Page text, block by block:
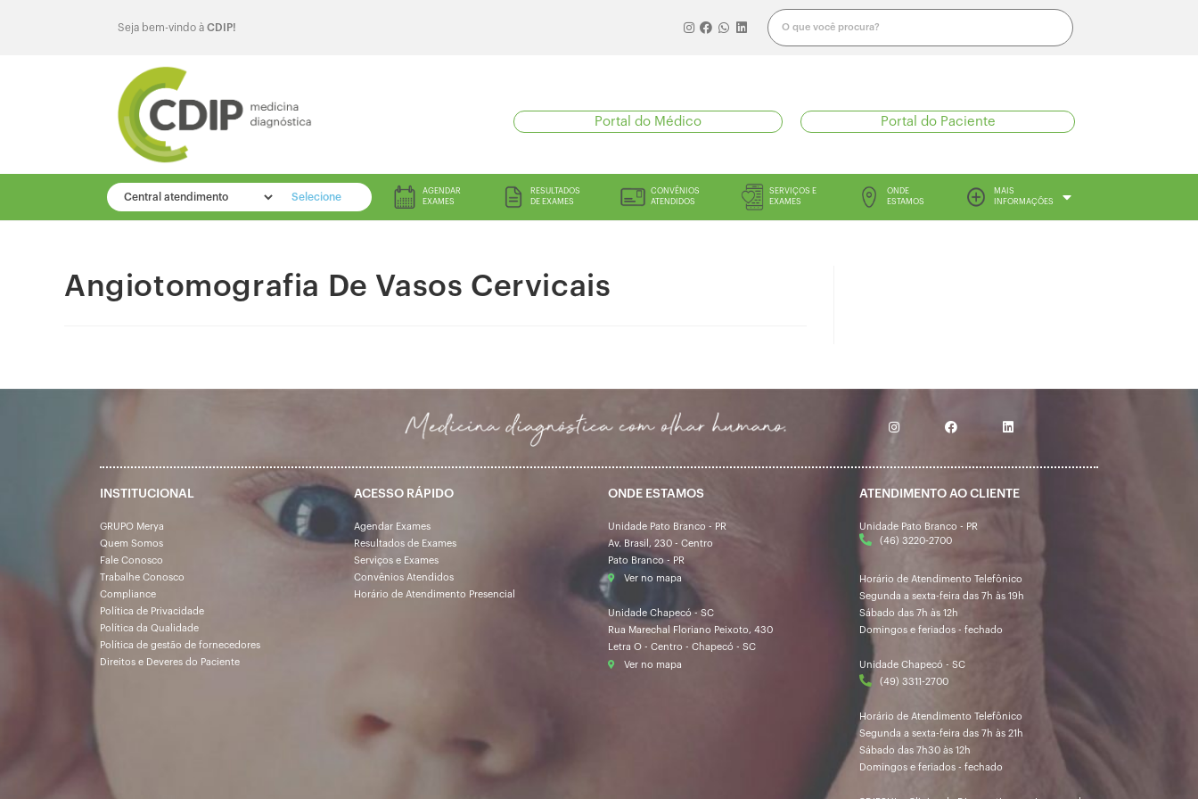
Seja bem-vindo à CDIP!
Portal do Médico Portal do Paciente
Selecione
AGENDAR
EXAMES
RESULTADOS
DE EXAMES
CONVÊNIOS
ATENDIDOS
SERVIÇOS E
EXAMES
ONDE
ESTAMOS
MAIS
INFORMAÇÕES
Angiotomografia De Vasos Cervicais
INSTITUCIONAL
GRUPO Merya
Quem Somos
Fale Conosco
Trabalhe Conosco
Compliance
Política de Privacidade
Política da Qualidade
Política de gestão de fornecedores
Direitos e Deveres do Paciente
ACESSO RÁPIDO
Agendar Exames
Resultados de Exames
Serviços e Exames
Convênios Atendidos
Horário de Atendimento Presencial
ONDE ESTAMOS
Unidade Pato Branco - PR
Av. Brasil, 230 - Centro
Pato Branco - PR
Ver no mapa
Unidade Chapecó - SC
Rua Marechal Floriano Peixoto, 430
Letra O - Centro - Chapecó - SC
Ver no mapa
ATENDIMENTO AO CLIENTE
Unidade Pato Branco - PR
(46) 3220-2700
Horário de Atendimento Telefônico
Segunda a sexta-feira das 7h às 19h
Sábado das 7h às 12h
Domingos e feriados - fechado
Unidade Chapecó - SC
(49) 3311-2700
Horário de Atendimento Telefônico
Segunda a sexta-feira das 7h às 21h
Sábado das 7h30 às 12h
Domingos e feriados - fechado